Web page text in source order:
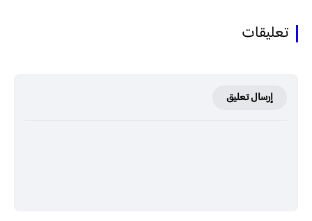
تعليقات
إرسال تعليق